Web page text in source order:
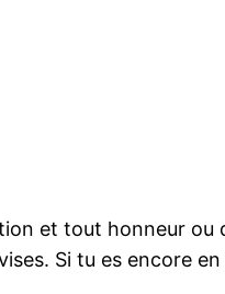
et tout honneur
Si tu es encore en